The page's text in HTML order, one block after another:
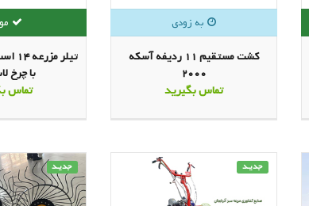
کشت مستقیم 11 ردیفه آسکه
2000
تماس بگیرید
با چرخ
تماس
جدیـد جدیـد